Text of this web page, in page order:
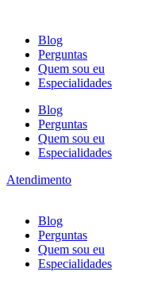
conteúdo
Blog
Perguntas
Quem sou eu
Especialidades
Blog
Perguntas
Quem sou eu
Especialidades
Atendimento
Blog
Perguntas
Quem sou eu
Especialidades